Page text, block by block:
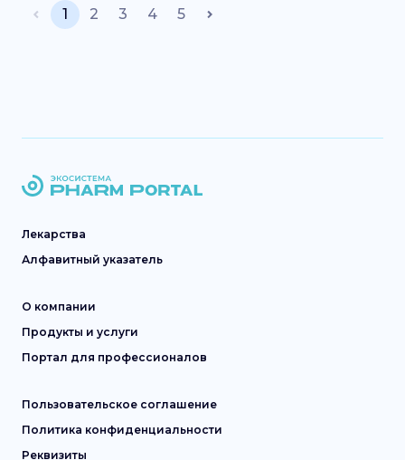
1 2 3 4 5
Лекарства
Алфавитный указатель
О компании
Продукты и услуги
Портал для профессионалов
Пользовательское соглашение
Политика конфиденциальности
Реквизиты